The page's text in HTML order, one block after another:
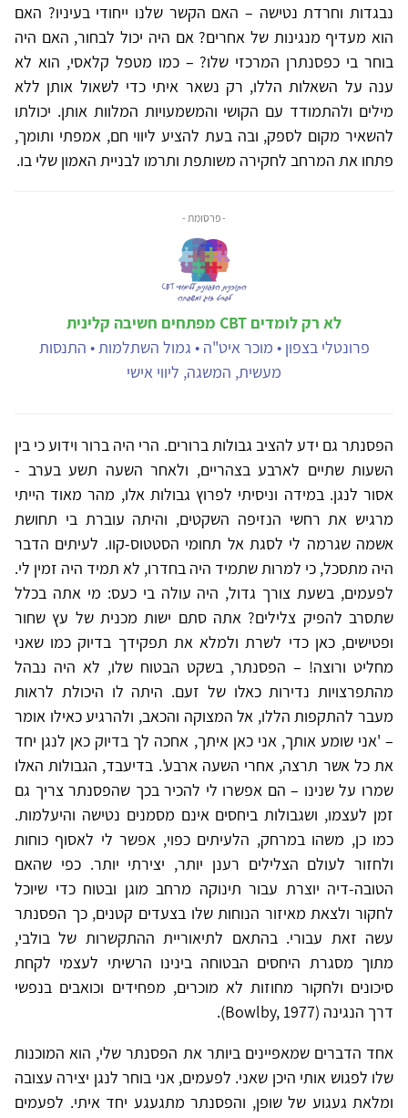
נבגדות וחרדת נטישה – האם הקשר שלנו ייחודי בעיניו? האם
הוא מעדיף מנגינות של אחרים? אם היה יכול לבחור, האם היה
בוחר בי כפסנתרן המרכזי שלו? – כמו מטפל קלאסי, הוא לא
ענה על השאלות הללו, רק נשאר איתי כדי לשאול אותן ללא
מילים ולהתמודד עם הקושי והמשמעויות המלוות אותן. יכולתו
להשאיר מקום לספק, ובה בעת להציע ליווי חם, אמפתי ותומך,
פתחו את המרחב לחקירה משותפת ותרמו לבניית האמון שלי בו.
- פרסומת -
לא רק לומדים CBT מפתחים חשיבה קלינית
פרונטלי בצפון • מוכר איט"ה • גמול השתלמות • התנסות
מעשית, המשגה, ליווי אישי
הפסנתר גם ידע להציב גבולות ברורים. הרי היה ברור וידוע כי בין
השעות שתיים לארבע בצהריים, ולאחר השעה תשע בערב -
אסור לנגן. במידה וניסיתי לפרוץ גבולות אלו, מהר מאוד הייתי
מרגיש את רחשי הנזיפה השקטים, והיתה עוברת בי תחושת
אשמה שגרמה לי לסגת אל תחומי הסטטוס-קוו. לעיתים הדבר
היה מתסכל, כי למרות שתמיד היה בחדרו, לא תמיד היה זמין לי.
לפעמים, בשעת צורך גדול, היה עולה בי כעס: מי אתה בכלל
שתסרב להפיק צלילים? אתה סתם ישות מכנית של עץ שחור
ופטישים, כאן כדי לשרת ולמלא את תפקידך בדיוק כמו שאני
מחליט ורוצה! – הפסנתר, בשקט הבטוח שלו, לא היה נבהל
מהתפרצויות נדירות כאלו של זעם. היתה לו היכולת לראות
מעבר להתקפות הללו, אל המצוקה והכאב, ולהרגיע כאילו אומר
– 'אני שומע אותך, אני כאן איתך, אחכה לך בדיוק כאן לנגן יחד
את כל אשר תרצה, אחרי השעה ארבע'. בדיעבד, הגבולות האלו
שמרו על שנינו – הם אפשרו לי להכיר בכך שהפסנתר צריך גם
זמן לעצמו, ושגבולות ביחסים אינם מסמנים נטישה והיעלמות.
כמו כן, משהו במרחק, הלעיתים כפוי, אפשר לי לאסוף כוחות
ולחזור לעולם הצלילים רענן יותר, יצירתי יותר. כפי שהאם
הטובה-דיה יוצרת עבור תינוקה מרחב מוגן ובטוח כדי שיוכל
לחקור ולצאת מאיזור הנוחות שלו בצעדים קטנים, כך הפסנתר
עשה זאת עבורי. בהתאם לתיאוריית ההתקשרות של בולבי,
מתוך מסגרת היחסים הבטוחה בינינו הרשיתי לעצמי לקחת
סיכונים ולחקור מחוזות לא מוכרים, מפחידים וכואבים בנפשי
דרך הנגינה (Bowlby, 1977).
אחד הדברים שמאפיינים ביותר את הפסנתר שלי, הוא המוכנות
שלו לפגוש אותי היכן שאני. לפעמים, אני בוחר לנגן יצירה עצובה
ומלאת געגוע של שופן, והפסנתר מתגעגע יחד איתי. לפעמים